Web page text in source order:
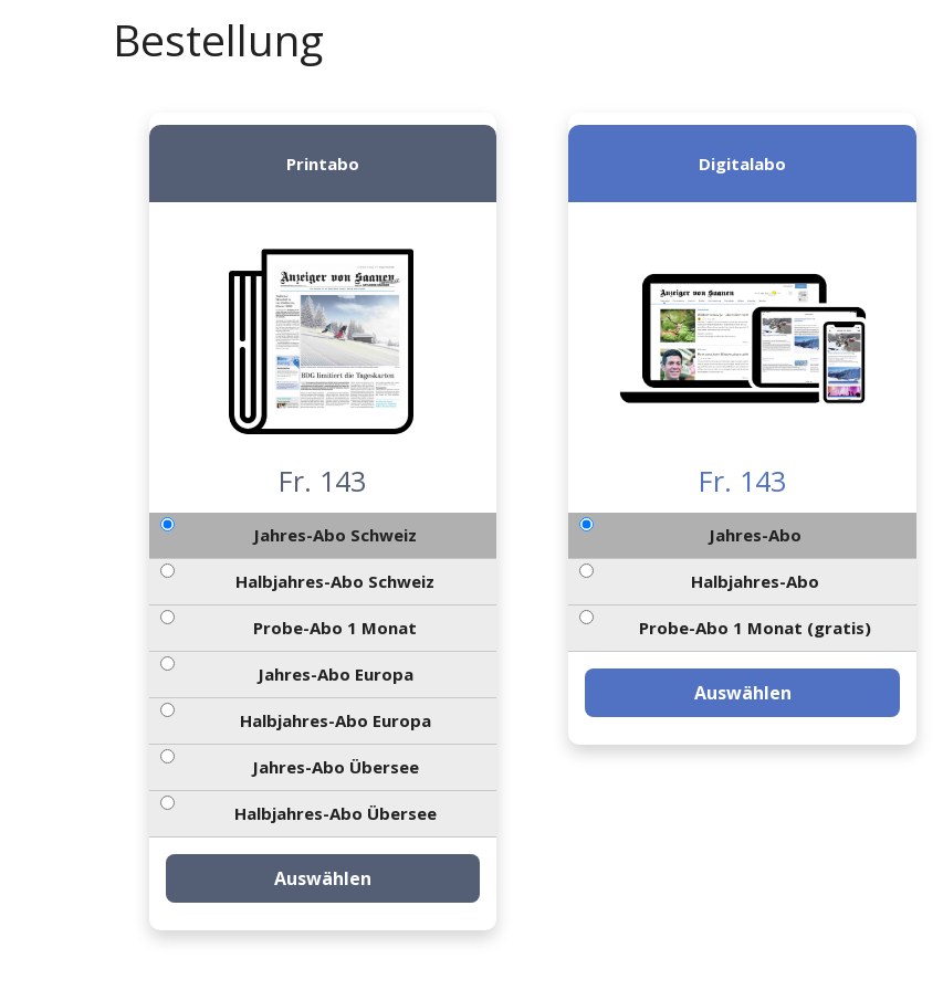
Bestellung
Printabo
Fr. 143
Jahres-Abo Schweiz
Halbjahres-Abo Schweiz
Probe-Abo 1 Monat
Jahres-Abo Europa
Halbjahres-Abo Europa
Jahres-Abo Übersee
Halbjahres-Abo Übersee
Auswählen
Digitalabo
Fr. 143
Jahres-Abo
Halbjahres-Abo
Probe-Abo 1 Monat (gratis)
Auswählen